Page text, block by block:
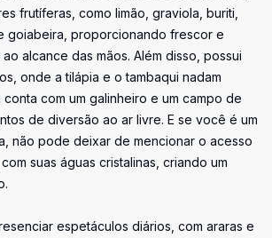
frutíferas, como limão, graviola, buriti,
goiabeira, proporcionando frescor e
alcance das mãos. Além disso, possui
onde a tilápia e o tambaqui nadam
com um galinheiro e um campo de
de diversão ao ar livre. E se você é um
não pode deixar de mencionar o acesso
suas águas cristalinas, criando um
espetáculos diários, com araras e